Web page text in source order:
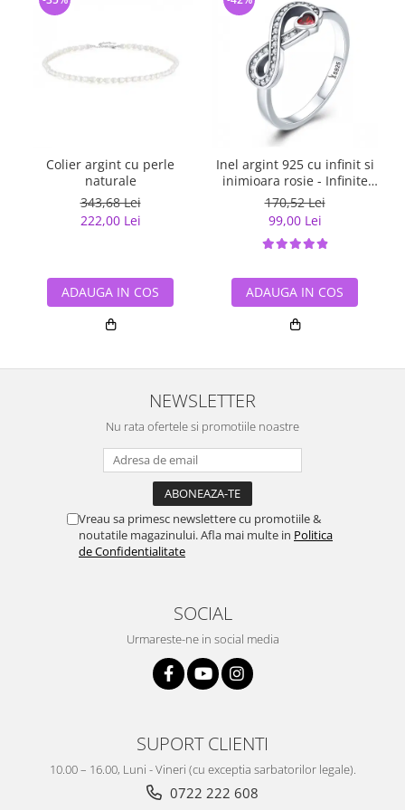
Colier argint cu perle
naturale
343,68 Lei
222,00 Lei
ADAUGA IN COS
Inel argint 925 cu infinit si
inimioara rosie - Infinite
You IST0062
170,52 Lei
99,00 Lei
ADAUGA IN COS
NEWSLETTER
Nu rata ofertele si promotiile noastre
Vreau sa primesc newslettere cu promotiile &
noutatile magazinului. Afla mai multe in Politica
de Confidentialitate
SOCIAL
Urmareste-ne in social media
SUPORT CLIENTI
10.00 – 16.00, Luni - Vineri (cu exceptia sarbatorilor legale).
0722 222 608